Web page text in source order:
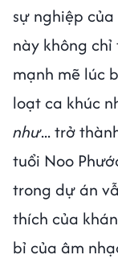
sự nghiệp
này không
mạnh mẽ lúc
loạt ca khúc
như... trở
tuổi Noo
trong dự án
thích của
bỉ của âm